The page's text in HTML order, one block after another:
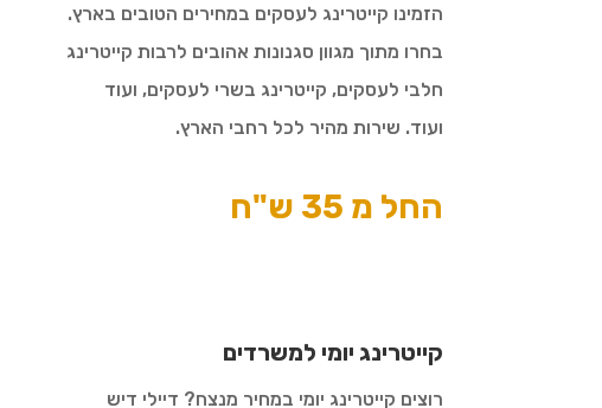
הזמינו קייטרינג לעסקים במחירים הטובים בארץ.
בחרו מתוך מגוון סגנונות אהובים לרבות קייטרינג
חלבי לעסקים, קייטרינג בשרי לעסקים, ועוד
ועוד. שירות מהיר לכל רחבי הארץ.
החל מ 35 ש"ח
קייטרינג יומי למשרדים
רוצים קייטרינג יומי במחיר מנצח? דיילי דיש